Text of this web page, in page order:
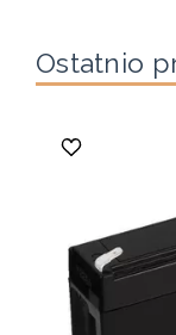
Ostatnio